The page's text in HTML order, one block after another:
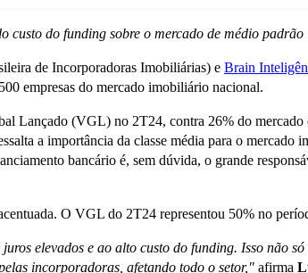
custo do funding sobre o mercado de médio padrão
de Incorporadoras Imobiliárias) e Brain
empresas do mercado imobiliário nacional.
Lançado (VGL) no 2T24, contra 26% do
a importância da classe média para o mercado
bancário é, sem dúvida, o grande
O VGL do 2T24 representou 50% no
elevados e ao alto custo do funding. Isso não
incorporadoras, afetando todo o setor," afirma